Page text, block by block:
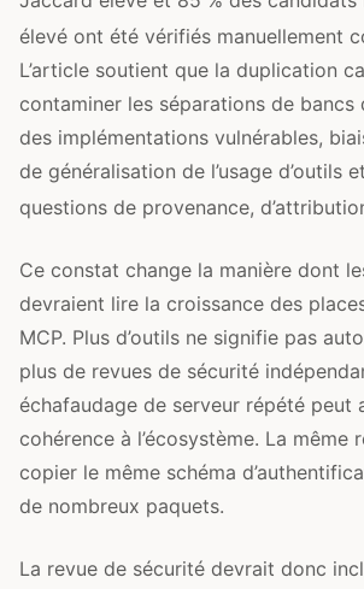
élevé ont été vérifiés manuellement
L’article soutient que la duplication
contaminer les séparations de bancs
des implémentations vulnérables,
de généralisation de l’usage d’outils
questions de provenance,
Ce constat change la manière dont
devraient lire la croissance des
MCP. Plus d’outils ne signifie pas
plus de revues de sécurité
échafaudage de serveur répété peut
cohérence à l’écosystème. La même
copier le même schéma
de nombreux paquets.
La revue de sécurité devrait donc